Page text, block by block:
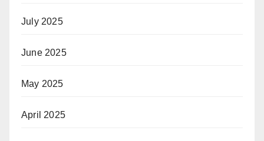
July 2025
June 2025
May 2025
April 2025